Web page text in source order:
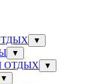
▼
▼
ОТДЫХ ▼
▼